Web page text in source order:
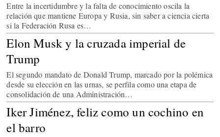
Entre la incertidumbre y la falta de conocimiento oscila la
relación que mantiene Europa y Rusia, sin saber a ciencia cierta
si la Federación Rusa es…
Elon Musk y la cruzada imperial de
Trump
El segundo mandato de Donald Trump, marcado por la polémica
desde su elección en las urnas, se perfila como una etapa de
consolidación de una Administración…
Iker Jiménez, feliz como un cochino en
el barro